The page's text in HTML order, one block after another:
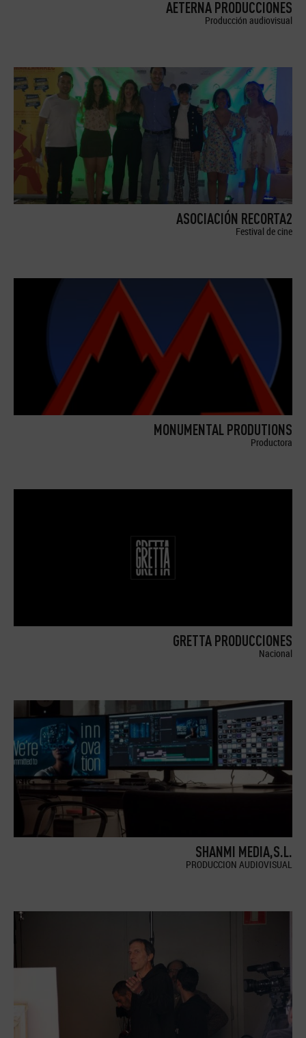
AETERNA PRODUCCIONES
Producción audiovisual
ASOCIACIÓN RECORTA2
Festival de cine
MONUMENTAL PRODUTIONS
Productora
GRETTA PRODUCCIONES
Nacional
SHANMI MEDIA,S.L.
PRODUCCION AUDIOVISUAL